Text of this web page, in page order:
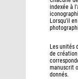
indexée à
Lorsqu'il
Les unités
de
manuscrit
donnés.